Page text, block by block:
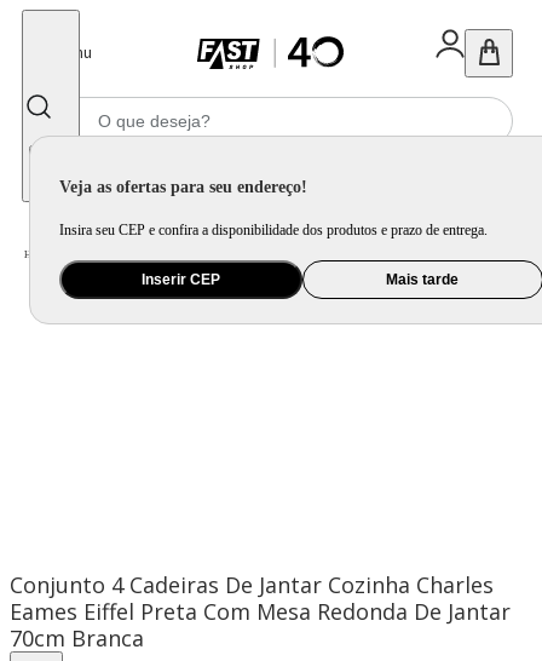
Menu
Veja as ofertas para seu endereço!
Insira seu CEP e confira a disponibilidade dos produtos e prazo de entrega.
Inserir CEP Mais tarde
Home
Conjunto 4 Cadeiras De Jantar Cozinha Charles
Eames Eiffel Preta Com Mesa Redonda De Jantar
70cm Branca